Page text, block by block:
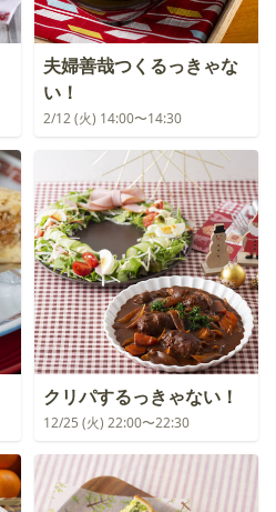
夫婦善哉つくるっきゃな
い！
2/12 (火) 14:00〜14:30
クリパするっきゃない！
12/25 (火) 22:00〜22:30